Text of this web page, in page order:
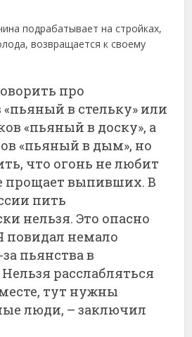
подрабатывает на стройках,
возвращается к своему
про
в стельку» или
«пьяный в доску», а
«пьяный в дым», но
что огонь не любит
прощает выпивших. В
пить
нельзя. Это опасно
повидал немало
пьянства в
расслабляться
тут нужны
люди, – заключил